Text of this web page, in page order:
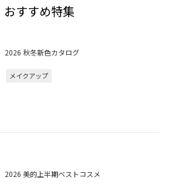
おすすめ特集
2026 秋冬新色カタログ
メイクアップ
2026 美的上半期ベストコスメ